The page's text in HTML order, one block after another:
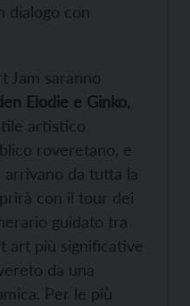
dialogo con
Jam saranno
Elodie e Ginko,
artistico
roveretano, e
da tutta la
con il tour dei
guidato tra
art più significative
da una
Per le più